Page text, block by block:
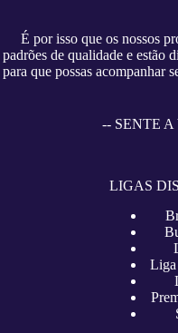
É por isso que os nossos
padrões de qualidade e estão
para que possas acompanhar
-- SENTE
LIGAS
Liga